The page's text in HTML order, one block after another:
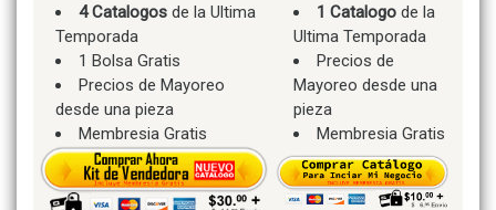
4 Catalogos de la Ultima
Temporada
1 Bolsa Gratis
Precios de Mayoreo
desde una pieza
Membresia Gratis
1 Catalogo de la
Ultima Temporada
Precios de
Mayoreo desde una
pieza
Membresia Gratis